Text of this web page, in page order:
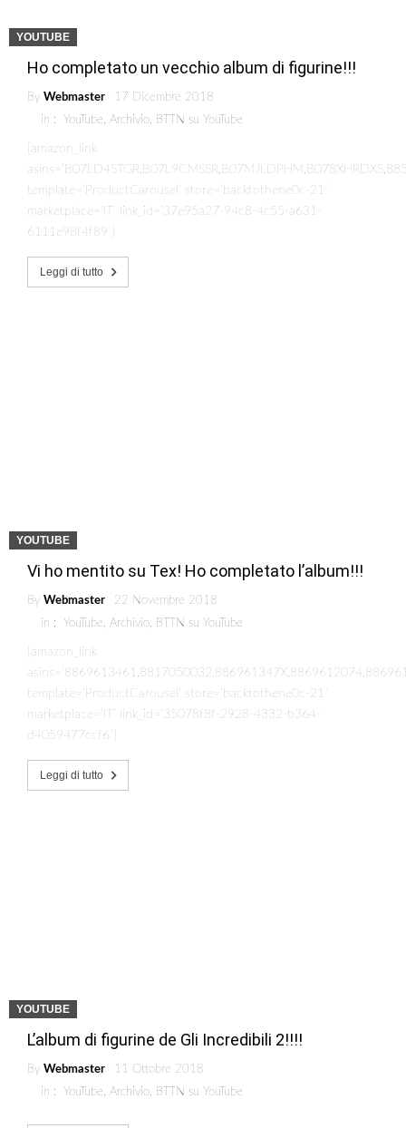
YOUTUBE
Ho completato un vecchio album di figurine!!!
By Webmaster
17 Dicembre 2018
in : YouTube, Archivio, BTTN su YouTube
[amazon_link
template=’ProductCarousel’ store=’backtothene0c-21′
marketplace=’IT’ link_id=’37e95a27-94c8-4c55-a631-
6111e98f4f89′]
Leggi di tutto
YOUTUBE
Vi ho mentito su Tex! Ho completato l’album!!!
By Webmaster
22 Novembre 2018
in : YouTube, Archivio, BTTN su YouTube
[amazon_link
template=’ProductCarousel’ store=’backtothene0c-21′
marketplace=’IT’ link_id=’35078f8f-2928-4332-b364-
d4059477ccf6′]
Leggi di tutto
YOUTUBE
L’album di figurine de Gli Incredibili 2!!!!
By Webmaster
11 Ottobre 2018
in : YouTube, Archivio, BTTN su YouTube